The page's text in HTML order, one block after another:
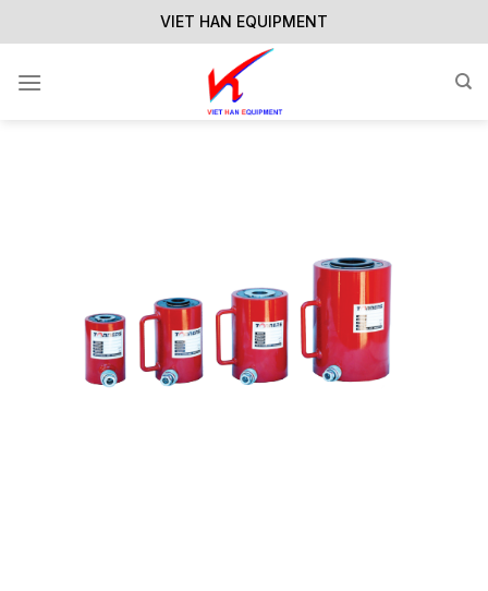
to
VIET HAN EQUIPMENT